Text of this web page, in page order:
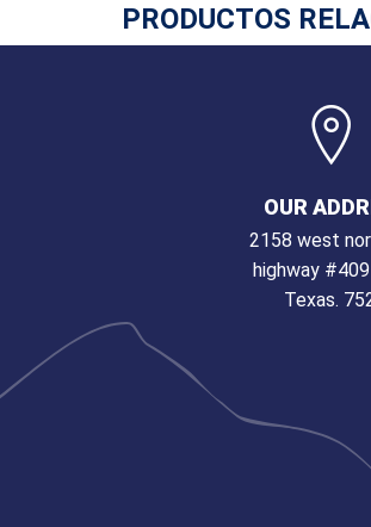
PRODUCTOS
OUR
2158 west
highway
Texas.